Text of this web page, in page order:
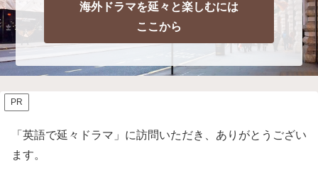
海外ドラマを延々と楽しむには
ここから
PR
「英語で延々ドラマ」に訪問いただき、ありがとうござい
ます。